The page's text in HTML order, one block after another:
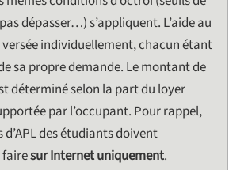
dépasser…) s’appliquent. L’aide au
individuellement, chacun étant
sa propre demande. Le montant de
déterminé selon la part du loyer
par l’occupant. Pour rappel,
d’APL des étudiants doivent
fairesur Internet uniquement.